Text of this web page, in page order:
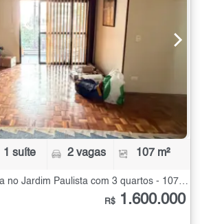
1 suíte 2 vagas 107 m²
Apartamento à Venda no Jardim Paulista com 3 quartos - 107 m²
R$ 1.600.000